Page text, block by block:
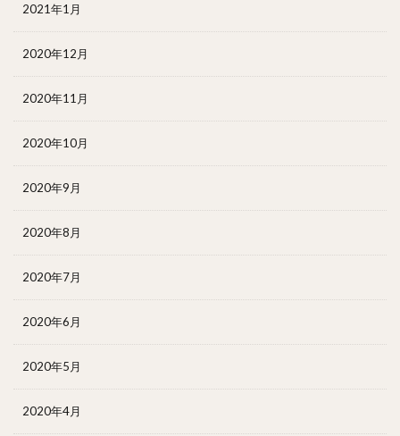
2021年1月
2020年12月
2020年11月
2020年10月
2020年9月
2020年8月
2020年7月
2020年6月
2020年5月
2020年4月